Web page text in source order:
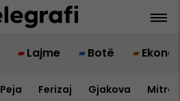
Lajme Botë
Peja Ferizaj Gjakova